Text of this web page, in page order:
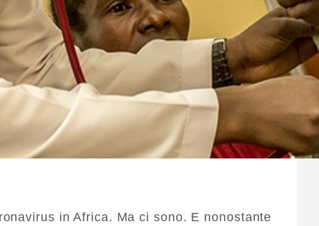
in Africa. Ma ci sono. E nonostante